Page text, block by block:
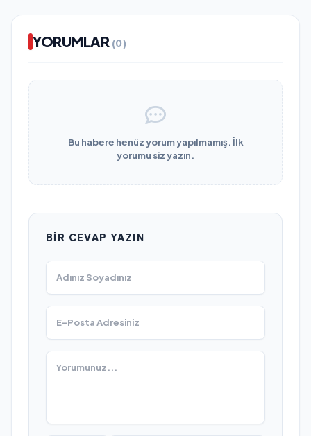
YORUMLAR (0)
Bu habere henüz yorum yapılmamış. İlk
yorumu siz yazın.
BIR CEVAP YAZIN